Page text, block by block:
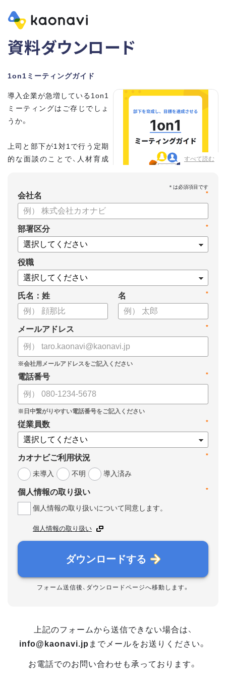
資料ダウンロード
1on1ミーティングガイド
すべて読む
導入企業が急増している1on1
ミーティングはご存じでしょ
うか。
上司と部下が1対1で行う定期
的な面談のことで、人材育成
こちらの資料では、
・1on1とは何か？
・1on1の基本的なやり方
・ 1on1 の基本アジェンダと質問例
についてまとめましたので、ぜひお役立てください。
*
会社名
*
部署区分
役職
氏名：姓 *
名
*
メールアドレス
*
電話番号
*
従業員数
*
カオナビご利用状況
未導入
不明 導入済み
*
個人情報の取り扱い
個人情報の取り扱いについて同意します。
個人情報の取り扱い
ダウンロードする
フォーム送信後、ダウンロードページへ移動します。
上記のフォームから送信できない場合は、
info@kaonavi.jp までメールをお送りください。
お電話でのお問い合わせも承っております。